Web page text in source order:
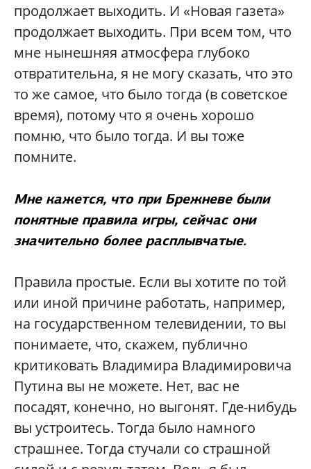
продолжает выходить. И «Новая газета»
продолжает выходить. При всем том, что
мне нынешняя атмосфера глубоко
отвратительна, я не могу сказать, что это
то же самое, что было тогда (в советское
время), потому что я очень хорошо
помню, что было тогда. И вы тоже
помните.
Мне кажется, что при Брежневе были
понятные правила игры, сейчас они
значительно более расплывчатые.
Правила простые. Если вы хотите по той
или иной причине работать, например,
на государственном телевидении, то вы
понимаете, что, скажем, публично
критиковать Владимира Владимировича
Путина вы не можете. Нет, вас не
посадят, конечно, но выгонят. Где-нибудь
вы устроитесь. Тогда было намного
страшнее. Тогда стучали со страшной